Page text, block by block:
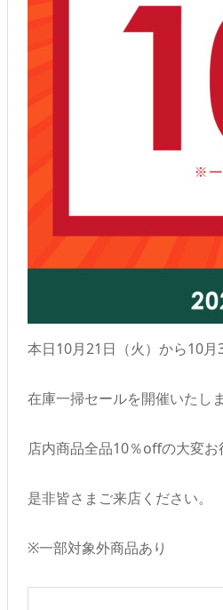
本日10月21日（火）から10月
在庫一掃セールを開催いたし
店内商品全品10％offの大変お
是非皆さまご来店ください。
※一部対象外商品あり